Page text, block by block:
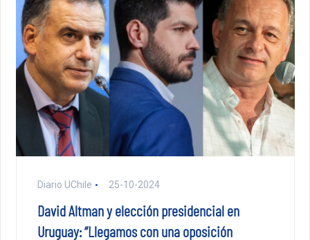
Diario UChile 25-10-2024
David Altman y elección presidencial en
Uruguay: “Llegamos con una oposición